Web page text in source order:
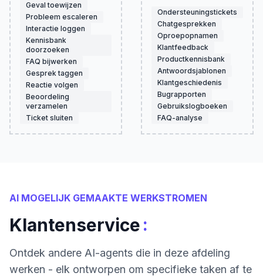
Geval toewijzen
Probleem escaleren
Interactie loggen
Kennisbank
doorzoeken
FAQ bijwerken
Gesprek taggen
Reactie volgen
Beoordeling
verzamelen
Ticket sluiten
Ondersteuningstickets
Chatgesprekken
Oproepopnamen
Klantfeedback
Productkennisbank
Antwoordsjablonen
Klantgeschiedenis
Bugrapporten
Gebruikslogboeken
FAQ-analyse
AI MOGELIJK GEMAAKTE WERKSTROMEN
Klantenservice:
Ontdek andere AI-agents die in deze afdeling
werken - elk ontworpen om specifieke taken af te